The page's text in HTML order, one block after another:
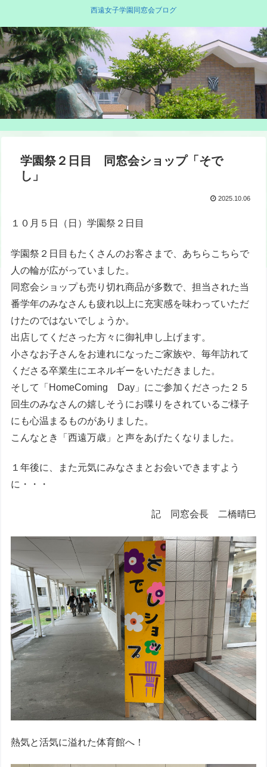
西遠女子学園同窓会ブログ
学園祭２日目 同窓会ショップ「そで
し」
2025.10.06
１０月５日（日）学園祭２日目
学園祭２日目もたくさんのお客さまで、あちらこちらで
人の輪が広がっていました。
同窓会ショップも売り切れ商品が多数で、担当された当
番学年のみなさんも疲れ以上に充実感を味わっていただ
けたのではないでしょうか。
出店してくださった方々に御礼申し上げます。
小さなお子さんをお連れになったご家族や、毎年訪れて
くださる卒業生にエネルギーをいただきました。
そして「HomeComing Day」にご参加くださった２５
回生のみなさんの嬉しそうにお喋りをされているご様子
にも心温まるものがありました。
こんなとき「西遠万歳」と声をあげたくなりました。
１年後に、また元気にみなさまとお会いできますよう
に・・・
記 同窓会長 二橋晴巳
熱気と活気に溢れた体育館へ！